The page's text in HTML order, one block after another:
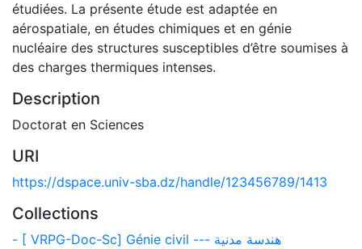
étudiées. La présente étude est adaptée en
aérospatiale, en études chimiques et en génie
nucléaire des structures susceptibles d’être soumises à
des charges thermiques intenses.
Description
Doctorat en Sciences
URI
https://dspace.univ-sba.dz/handle/123456789/1413
Collections
- [ VRPG-Doc-Sc] Génie civil --- هندسة مدنية